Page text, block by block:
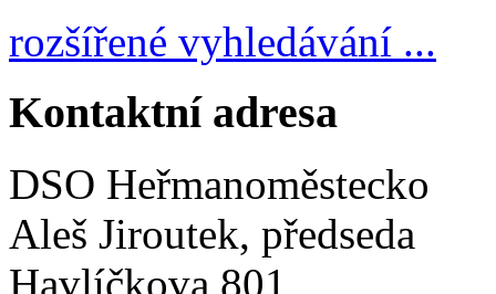
rozšířené vyhledávání ...
Kontaktní adresa
DSO Heřmanoměstecko
Aleš Jiroutek, předseda
Havlíčkova 801